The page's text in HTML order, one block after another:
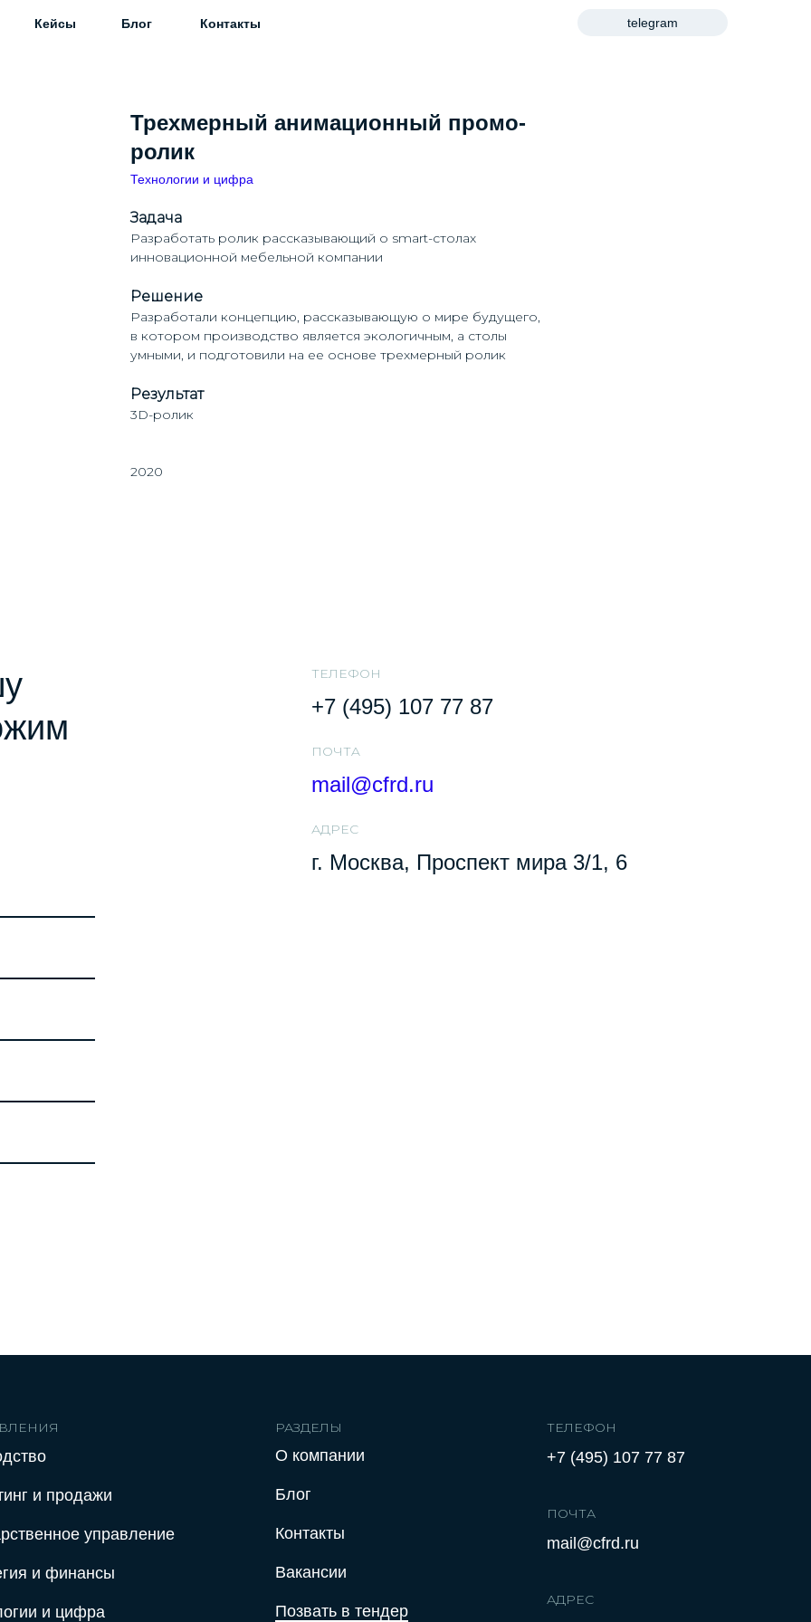
Кейсы Блог Контакты telegram
Трехмерный анимационный промо-
ролик
Технологии и цифра
Задача
Разработать ролик рассказывающий о smart-столах
инновационной мебельной компании
Решение
Разработали концепцию, рассказывающую о мире будущего,
в котором производство является экологичным, а столы
умными, и подготовили на ее основе трехмерный ролик
Результат
3D-ролик
2020
ТЕЛЕФОН
ПОЧТA
АДРЕС
+7 (495) 107 77 87
mail@cfrd.ru
г. Москва, Проспект мира 3/1, 6
ТЕЛЕФОН
ПОЧТА
АДРЕС
и продажи
управление
и финансы
и цифра
+7 (495) 107 77 87
mail@cfrd.ru
О компании
Контакты
Вакансии
Позвать в тендер
РАЗДЕЛЫ
Блог